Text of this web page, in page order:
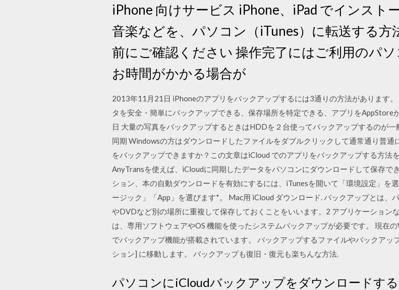
iPhone 向けサービス iPhone、iPad でインスト
音楽などを、パソコン（iTunes）に転送する方
前にご確認ください 操作完了にはご利用のパ
お時間がかかる場合が
2013年11月21日 iPhoneのアプリをバックアップするには3通りの方法があります。
タを安全・簡単にバックアップできる、保存場所を特定できる、アプリを
日 大量の写真をバックアップするときはHDDを２台使ってバックアップするのが
同期 Windowsの方はダウンロードしたファイルをダブルクリックして通常通り普
をバックアップできますか？この文章はiCloud でのアプリをバックアップする方法
AnyTransを使えば、iCloudに同期したデータをパソコンにダウンロードして保存で
ション、本の自動ダウンロードを有効にするには、iTunesを開いて「環境設定」を
ージック」「App」を選びます*。 Mac用 iCloud ダウンロード. バックアップとは、
やDVDなど別の場所に重複して保存しておくことをいいます。2 アプリケーション
は、専用ソフトウェアやOS 機能を使ったシステムバックアップが必要です。 現在
でバックアップ機能が搭載されています。 バックアップするファイルやバックア
ション] に移動します。 バックアップも復旧・復元も楽ちんな方法.
パソコンにiCloudバックアップをダウンロードす